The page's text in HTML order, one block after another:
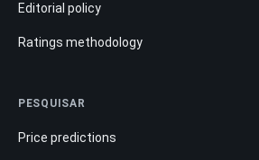
Editorial policy
Ratings methodology
PESQUISAR
Price predictions